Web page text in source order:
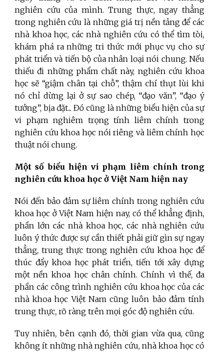
nghiên cứu của mình. Trung thực, ngay thẳng
trong nghiên cứu là những giá trị nền tảng để các
nhà khoa học, các nhà nghiên cứu có thể tìm tòi,
khám phá ra những tri thức mới phục vụ cho sự
phát triển và tiến bộ của nhân loại nói chung. Nếu
thiếu đi những phẩm chất này, nghiên cứu khoa
học sẽ “giậm chân tại chỗ”, thậm chí thụt lùi khi
nó chỉ dừng lại ở sự sao chép, “đạo văn”, “đạo ý
tưởng”, bịa đặt... Đó cũng là những biểu hiện của sự
vi phạm nghiêm trọng tính liêm chính trong
nghiên cứu khoa học nói riêng và liêm chính học
thuật nói chung.
Một số biểu hiện vi phạm liêm chính trong
nghiên cứu khoa học ở Việt Nam hiện nay
Nói đến bảo đảm sự liêm chính trong nghiên cứu
khoa học ở Việt Nam hiện nay, có thể khẳng định,
phần lớn các nhà khoa học, các nhà nghiên cứu
luôn ý thức được sự cần thiết phải giữ gìn sự ngay
thẳng, trung thực trong nghiên cứu khoa học để
thúc đẩy khoa học phát triển, tiến tới xây dựng
một nền khoa học chân chính. Chính vì thế, đa
phần các công trình nghiên cứu khoa học của các
nhà khoa học Việt Nam cũng luôn bảo đảm tính
trung thực, rõ ràng trên mọi góc độ nghiên cứu.
Tuy nhiên, bên cạnh đó, thời gian vừa qua, cũng
không ít những nhà nghiên cứu, nhà khoa học có